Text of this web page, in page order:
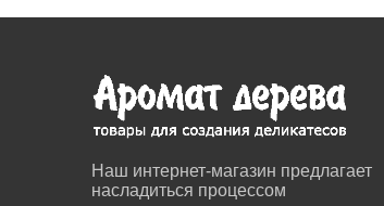
Наш интернет-магазин предлагает
насладиться процессом